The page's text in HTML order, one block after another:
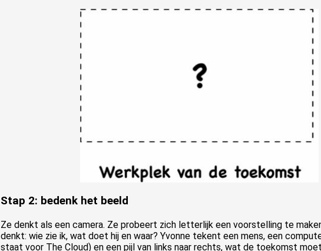
Stap 2: bedenk het beeld
Ze denkt als een camera. Ze probeert zich letterlijk een voorstelling te
denkt: wie zie ik, wat doet hij en waar? Yvonne tekent een mens, een
staat voor The Cloud) en een pijl van links naar rechts, wat de toekomst